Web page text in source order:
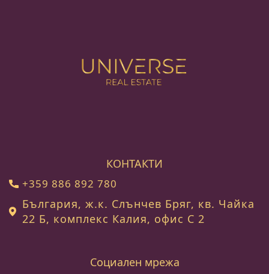
КОНТАКТИ
+359 886 892 780
България, ж.к. Слънчев Бряг, кв. Чайка
22 Б, комплекс Калия, офис С 2
Социален мрежа